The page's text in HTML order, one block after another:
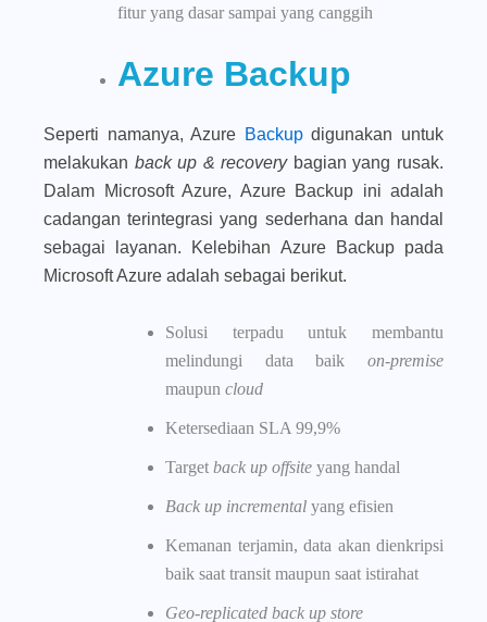
fitur yang dasar sampai yang canggih
Azure Backup
Seperti namanya, Azure Backupdigunakan untuk
melakukan back up & recovery bagian yang rusak.
Dalam Microsoft Azure, Azure Backup ini adalah
cadangan terintegrasi yang sederhana dan handal
sebagai layanan. Kelebihan Azure Backup pada
Microsoft Azure adalah sebagai berikut.
Solusi terpadu untuk membantu
melindungi data baik on-premise
maupun cloud
Ketersediaan SLA 99,9%
Target back up offsite yang handal
Back up incremental yang efisien
Kemanan terjamin, data akan dienkripsi
baik saat transit maupun saat istirahat
Geo-replicated back up store